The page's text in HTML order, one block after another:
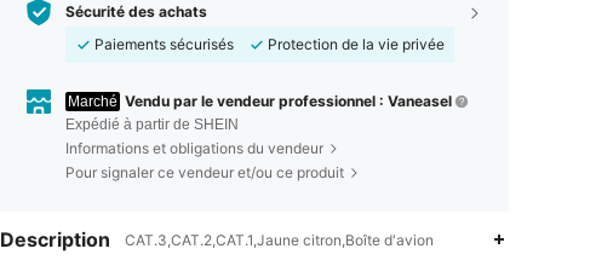
Sécurité des achats
Paiements sécurisés
Protection de la vie privée
Marché Vendu par le vendeur professionnel : Vaneasel
Expédié à partir de SHEIN
Informations et obligations du vendeur
Pour signaler ce vendeur et/ou ce produit
Description CAT.3,CAT.2,CAT.1,Jaune citron,Boîte d'avion